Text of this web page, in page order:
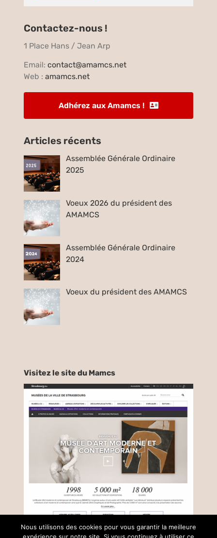
Contactez-nous !
1 Place Hans / Jean Arp
Email:contact@amamcs.net
Web :amamcs.net
Adhérez aux Amamcs !
Articles récents
Assemblée Générale Ordinaire
2025
Voeux 2026 du président des
AMAMCS
Assemblée Générale Ordinaire
2024
Voeux du président des AMAMCS
Visitez le site du Mamcs
Nous utilisons des cookies pour vous garantir la meilleure